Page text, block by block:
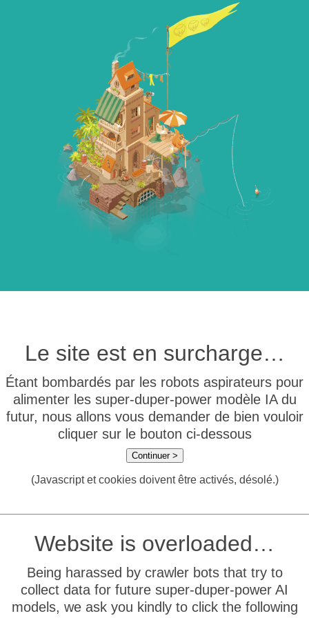
Le site est en surcharge…
Étant bombardés par les robots aspirateurs pour
alimenter les super-duper-power modèle IA du
futur, nous allons vous demander de bien vouloir
cliquer sur le bouton ci-dessous
Continuer >
(Javascript et cookies doivent être activés, désolé.)
Website is overloaded…
Being harassed by crawler bots that try to
collect data for future super-duper-power AI
models, we ask you kindly to click the following